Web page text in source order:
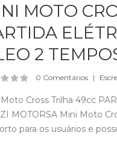
MOTO
2
0 Comentários
Cross Trilha 49cc
MOTORSA Mini Moto
para os usuários e